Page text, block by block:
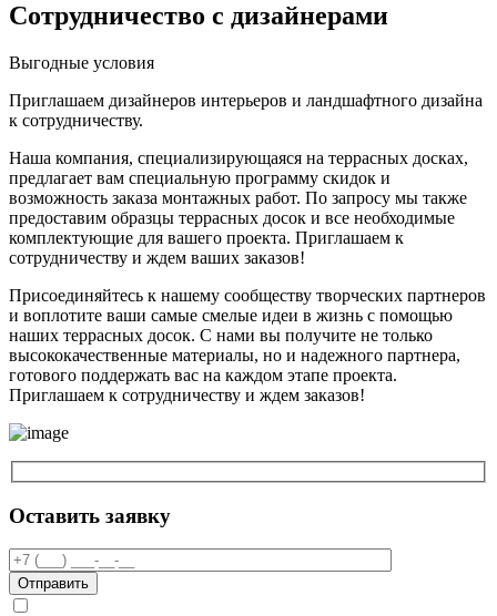
Сотрудничество с дизайнерами
Выгодные условия
Приглашаем дизайнеров интерьеров и ландшафтного дизайна
к сотрудничеству.
Наша компания, специализирующаяся на террасных досках,
предлагает вам специальную программу скидок и
возможность заказа монтажных работ. По запросу мы также
предоставим образцы террасных досок и все необходимые
комплектующие для вашего проекта. Приглашаем к
сотрудничеству и ждем ваших заказов!
Присоединяйтесь к нашему сообществу творческих партнеров
и воплотите ваши самые смелые идеи в жизнь с помощью
наших террасных досок. С нами вы получите не только
высококачественные материалы, но и надежного партнера,
готового поддержать вас на каждом этапе проекта.
Приглашаем к сотрудничеству и ждем заказов!
Оставить заявку
Отправить